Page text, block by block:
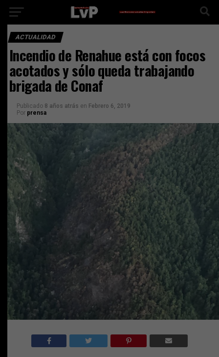
ACTUALIDAD
Incendio de Renahue está con focos
acotados y sólo queda trabajando
brigada de Conaf
Publicado 8 años atrás en Febrero 6, 2019
Por prensa